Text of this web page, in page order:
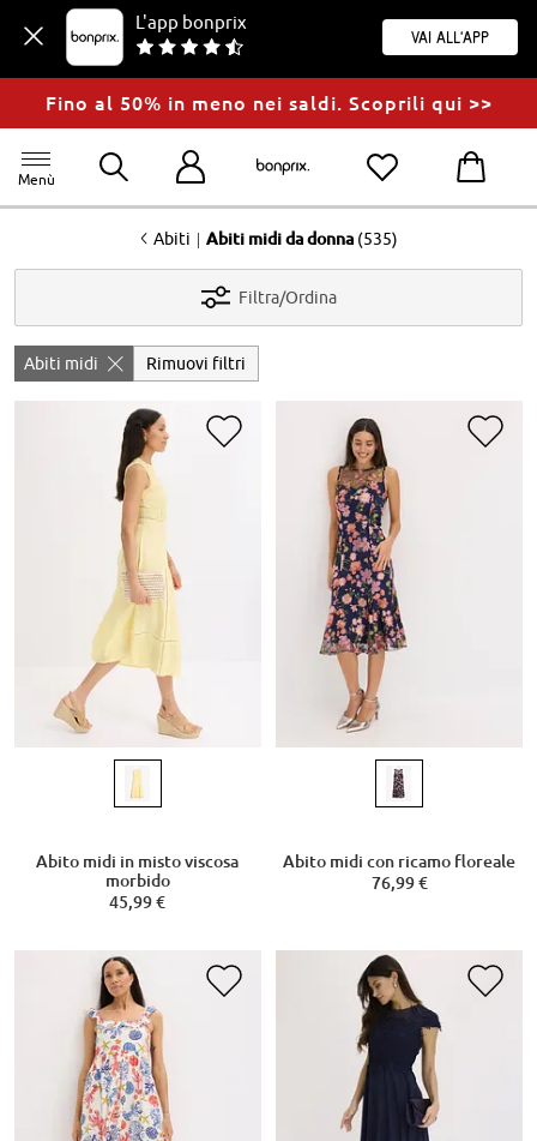
L'app bonprix
Vai all'app
Fino al 50% in meno nei saldi. Scoprili qui >>
Menù
<Abiti | Abiti midi da donna (535)
Filtra/Ordina
Abiti midi Rimuovi filtri
Abito midi in misto viscosa
morbido
45,99 €
Abito midi con ricamo floreale
76,99 €